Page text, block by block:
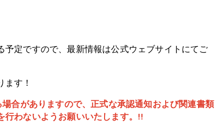
定ですので、最新情報は公式ウェブサイトにてご
す！
合がありますので、正式な承認通知および関連書類
行わないようお願いいたします。!!